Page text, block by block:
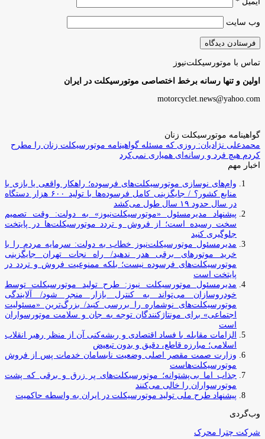
وب‌ سایت
تماس با موتورسیکلت‌نیوز
اولین و تنها رسانه برخط اختصاصی موتورسیکلت در ایران
motorcyclet.news@yahoo.com
گواهینامه موتورسیکلت زنان
محمدعلی نژادیان: روزی که مسئله گواهینامه موتورسیکلت زنان را مطرح
کردم هیچ فرد و رسانه‌ای همیاری نمی‌کرد
اخبار مهم
وام‌های نوسازی موتورسیکلت‌های فرسوده؛ راهکار واقعی یا بازی با
منابع کشور؟ / جایگزینی کامل فرسوده‌ها با تولید ۶۰۰ هزار دستگاه
در سال حدود ۱۹ سال طول می‌کشد
پیشنهاد مدیرمسئول «موتورسیکلت‌نیوز» به دولت: وقت تصمیم
سخت رسیده است؛ از فروش و تردد موتورسیکلت‌ها در پایتخت
جلوگیری کنید
مدیرمسئول موتورسیکلت‌نیوز خطاب به دولت: سرمایه مردم را با
خرید موتورهای برقی هدر ندهید/ راه نجات تهران جایگزینی
موتورسیکلت‌های فرسوده نیست؛ بلکه ممنوعیت فروش و تردد در
پایتخت است
مدیرمسئول موتورسیکلت نیوز: طرح تولید موتورسیکلت توسط
خودروسازان می‌تواند به کنترل بازار منجر شود/ آلایندگی
موتورسیکلت‌های نوشماره را بررسی کنید/ بزرگ‌ترین «مسئولیت
اجتماعی» برای مونتاژکنندگان توجه به جان و سلامت موتورسواران
است
الزامات مقابله با فساد اقتصادی و ریشه‌کنی آن از منظر رهبر انقلاب
اسلامی؛ مبارزه قاطع، دقیق و بدون تبعیض
وزارت صمت مقصر اصلی وضعیت نابسامان خدمات پس از فروش
موتورسیکلت‌هاست
جذاب اما بی‌پشتوانه؛ موتورسیکلت‌های پر زرق‌ و برقی که پشت
موتورسواران را خالی می‌کنند
پیشنهاد طرح ملی تولید موتورسیکلت در ایران به واسطه حاکمیت
وب‌گردی
شرکت چترا محرک